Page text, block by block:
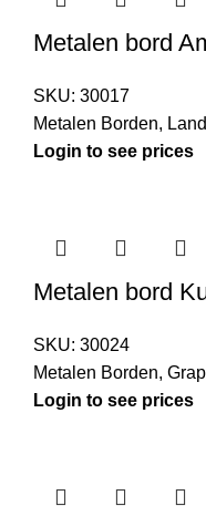
Metalen bord
SKU: 30017
Metalen Borden,
Login to see prices
Metalen bord
SKU: 30024
Metalen Borden,
Login to see prices